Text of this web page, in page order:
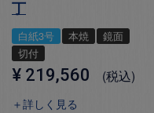
丁
白紙3号 本焼
鏡面
切付
¥ 219,560 税込
＋詳しく見る